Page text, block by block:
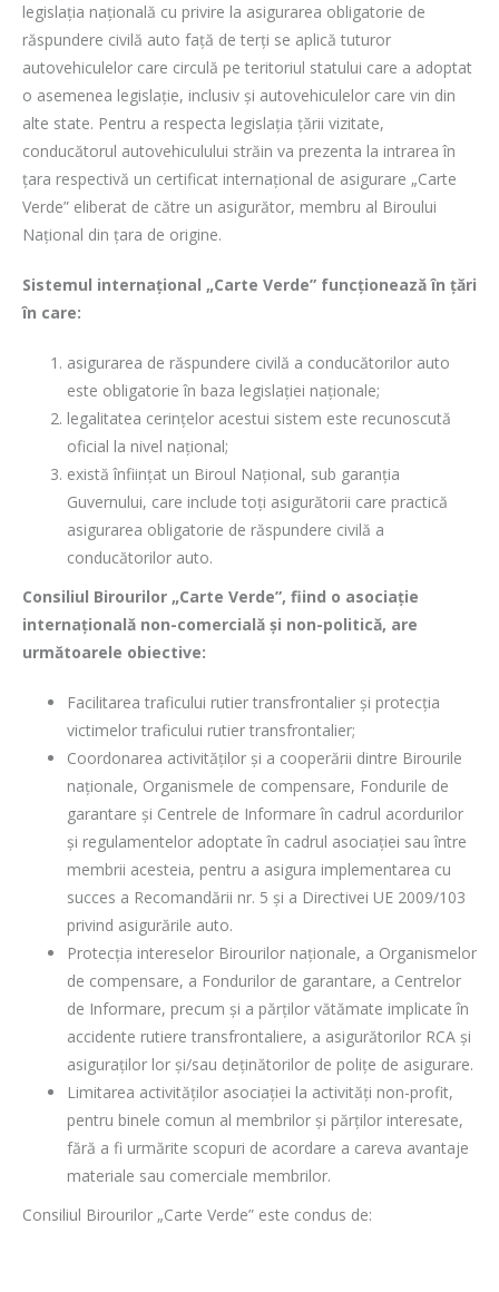
legislația națională cu privire la asigurarea obligatorie de
răspundere civilă auto față de terți se aplică tuturor
autovehiculelor care circulă pe teritoriul statului care a adoptat
o asemenea legislație, inclusiv şi autovehiculelor care vin din
alte state. Pentru a respecta legislația țării vizitate,
conducătorul autovehiculului străin va prezenta la intrarea în
țara respectivă un certificat internațional de asigurare „Carte
Verde” eliberat de către un asigurător, membru al Biroului
Național din țara de origine.
Sistemul internațional „Carte Verde” funcționează în țări
în care:
asigurarea de răspundere civilă a conducătorilor auto
este obligatorie în baza legislației naționale;
legalitatea cerințelor acestui sistem este recunoscută
oficial la nivel naţional;
există înființat un Biroul Național, sub garanţia
Guvernului, care include toți asigurătorii care practică
asigurarea obligatorie de răspundere civilă a
conducătorilor auto.
Consiliul Birourilor „Carte Verde”, fiind o asociație
internațională non-comercială și non-politică, are
următoarele obiective:
Facilitarea traficului rutier transfrontalier și protecția
victimelor traficului rutier transfrontalier;
Coordonarea activităţilor și a cooperării dintre Birourile
naționale, Organismele de compensare, Fondurile de
garantare și Centrele de Informare în cadrul acordurilor
și regulamentelor adoptate în cadrul asociației sau între
membrii acesteia, pentru a asigura implementarea cu
succes a Recomandării nr. 5 și a Directivei UE 2009/103
privind asigurările auto.
Protecţia intereselor Birourilor naționale, a Organismelor
de compensare, a Fondurilor de garantare, a Centrelor
de Informare, precum și a părților vătămate implicate în
accidente rutiere transfrontaliere, a asigurătorilor RCA și
asiguraților lor și/sau deținătorilor de polițe de asigurare.
Limitarea activităților asociației la activități non-profit,
pentru binele comun al membrilor și părților interesate,
fără a fi urmărite scopuri de acordare a careva avantaje
materiale sau comerciale membrilor.
Consiliul Birourilor „Carte Verde” este condus de: